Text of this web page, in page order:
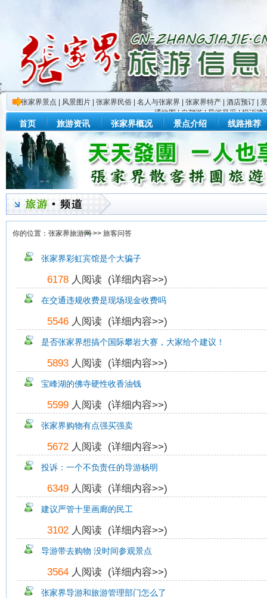
张家界景点 风景图片 张家界民俗 名人与张家界 张家界特产 酒店预订
通地图|自驾游|导游风采|投诉建
首页 旅游资讯 张家界概况 景点介绍 线路推荐
你的位置： 张家界旅游网>> 旅客问答
张家界彩虹宾馆是个大骗子
6178 人阅读 (详细内容>>)
在交通违规收费是现场现金收费吗
5546 人阅读 (详细内容>>)
是否张家界想搞个国际攀岩大赛，大家给个建议！
5893 人阅读 (详细内容>>)
宝峰湖的佛寺硬性收香油钱
5599 人阅读 (详细内容>>)
张家界购物有点强买强卖
5672 人阅读 (详细内容>>)
投诉：一个不负责任的导游杨明
6349 人阅读 (详细内容>>)
建议严管十里画廊的民工
3102 人阅读 (详细内容>>)
导游带去购物 没时间参观景点
3564 人阅读 (详细内容>>)
张家界导游和旅游管理部门怎么了